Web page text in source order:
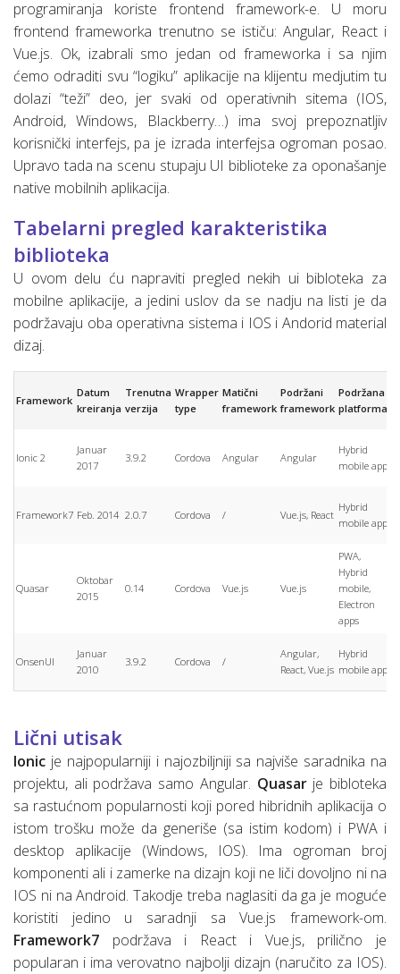
programiranja koriste frontend framework-e. U moru
frontend frameworka trenutno se ističu: Angular, React i
Vue.js. Ok, izabrali smo jedan od frameworka i sa njim
ćemo odraditi svu “logiku” aplikacije na klijentu medjutim tu
dolazi “teži” deo, jer svaki od operativnih sitema (IOS,
Android, Windows, Blackberry…) ima svoj prepoznatljiv
korisnički interfejs, pa je izrada interfejsa ogroman posao.
Upravo tada na scenu stupaju UI biblioteke za oponašanje
native mobilnih aplikacija.
Tabelarni pregled karakteristika
biblioteka
U ovom delu ću napraviti pregled nekih ui bibloteka za
mobilne aplikacije, a jedini uslov da se nadju na listi je da
podržavaju oba operativna sistema i IOS i Andorid material
dizaj.
Framework
Datum
kreiranja
Trenutna
verzija
Wrapper
type
Matični
framework
Podržani
framework
Podržana
platforma
Ionic 2
Januar
2017
3.9.2 Cordova Angular Angular
Hybrid
mobile app
Framework7 Feb. 2014 2.0.7 Cordova / Vue.js, React
Hybrid
mobile app
Quasar
Oktobar
2015
0.14 Cordova Vue.js Vue.js
PWA,
Hybrid
mobile,
Electron
apps
OnsenUI
Januar
2010
3.9.2 Cordova /
Angular,
React, Vue.js
Hybrid
mobile app
Lični utisak
Ionic je najpopularniji i najozbiljniji sa najviše saradnika na
projektu, ali podržava samo Angular. Quasarje bibloteka
sa rastućnom popularnosti koji pored hibridnih aplikacija o
istom trošku može da generiše (sa istim kodom) i PWA i
desktop aplikacije (Windows, IOS). Ima ogroman broj
komponenti ali i zamerke na dizajn koji ne liči dovoljno ni na
IOS ni na Android. Takodje treba naglasiti da ga je moguće
koristiti jedino u saradnji sa Vue.js framework-om.
Framework7 podržava i React i Vue.js, prilično je
popularan i ima verovatno najbolji dizajn (naručito za IOS).